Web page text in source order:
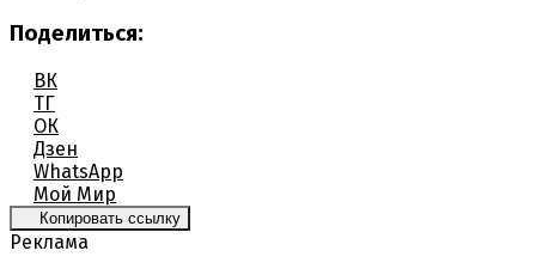
Поделиться:
ВК
ТГ
ОК
Дзен
WhatsApp
Мой Мир
Копировать ссылку
Реклама